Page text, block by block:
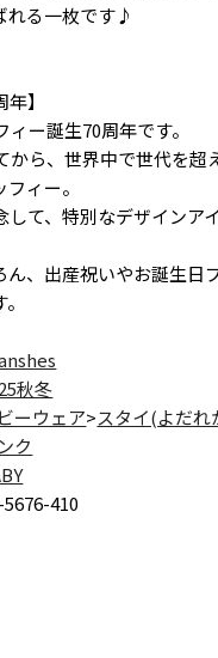
れる一枚です♪
】
ー誕生70周年です。
から、世界中で世代を超
ィー。
して、特別なデザインア
ん、出産祝いやお誕生日
秋冬
ーウェア>スタイ(よだれ
ク
410